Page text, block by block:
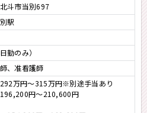
斗市当別697
駅
勤のみ）
准看護師
万円～315万円※別途手当あり
円～210,600円